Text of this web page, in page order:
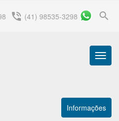
search
phone_in_talk (41) 98535-3298
Menu
Informações